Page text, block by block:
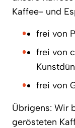
Kaffee- und
frei von
frei von
frei von
Übrigens: Wir
gerösteten